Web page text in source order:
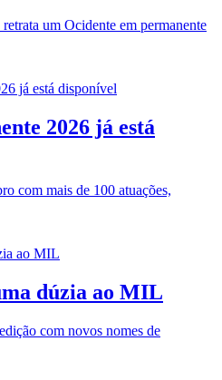
um Ocidente em permanente
2026 já está
com mais de 100 atuações,
dúzia ao MIL
com novos nomes de